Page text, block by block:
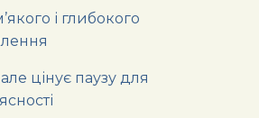
і глибокого
цінує паузу для